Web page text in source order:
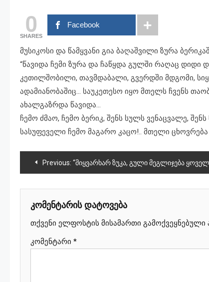
0
SHARES
Facebook
მუსიკოსი და წამყვანი გია ბაღაშვილი ზურა
“წავიდა ჩემი ზურა და ჩაწყდა გულში რაღაც დიდი
კეთილშობილი, თავმდაბალი, გვერდში მდგომი,
ადამიანობაშიც… საუკეთესო იყო მთელს ჩვენს
ახალგაზრდა წავიდა…
ჩემო ძმაო, ჩემო ბერიკ, შენს სულს ვენაცვალე,
სასუფეველი ჩემო მაგარო კაცო!.. მთელი ცხოვრება
პოსტის
ნავიგაცია
Previous: “მიყვარხარ ზუკა, გული მეგლიჯება ყოველ წამს”
კომენტარის დატოვება
თქვენი ელფოსტის მისამართი გამოქვეყნებული
კომენტარი *